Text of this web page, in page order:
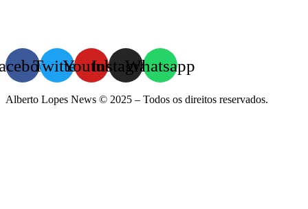
TwitterYoutubeInstagramWhatsapp
Alberto Lopes News © 2025 – Todos os direitos reservados.